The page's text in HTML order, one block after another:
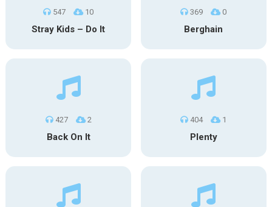
547 10
Stray Kids – Do It
369 0
Berghain
427 2
Back On It
404 1
Plenty